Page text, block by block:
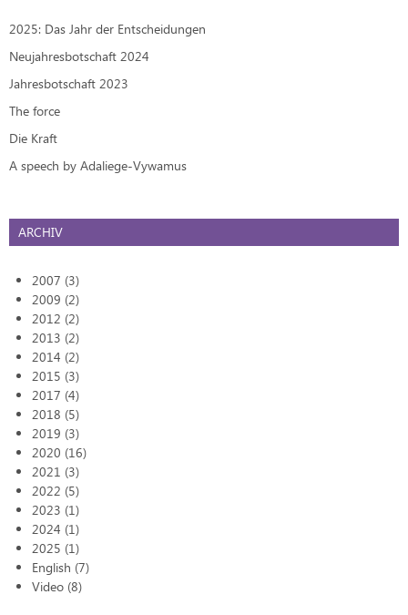
2025: Das Jahr der Entscheidungen
Neujahresbotschaft 2024
Jahresbotschaft 2023
The force
Die Kraft
A speech by Adaliege-Vywamus
ARCHIV
2007 (3)
2009 (2)
2012 (2)
2013 (2)
2014 (2)
2015 (3)
2017 (4)
2018 (5)
2019 (3)
2020 (16)
2021 (3)
2022 (5)
2023 (1)
2024 (1)
2025 (1)
English (7)
Video (8)